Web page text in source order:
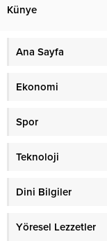
Künye
Ana Sayfa
Ekonomi
Spor
Teknoloji
Dini Bilgiler
Yöresel Lezzetler